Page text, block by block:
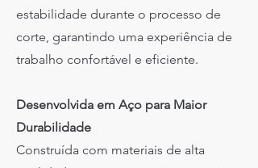
estabilidade durante o processo de
corte, garantindo uma experiência de
trabalho confortável e eficiente.
Desenvolvida em Aço para Maior
Durabilidade
Construída com materiais de alta